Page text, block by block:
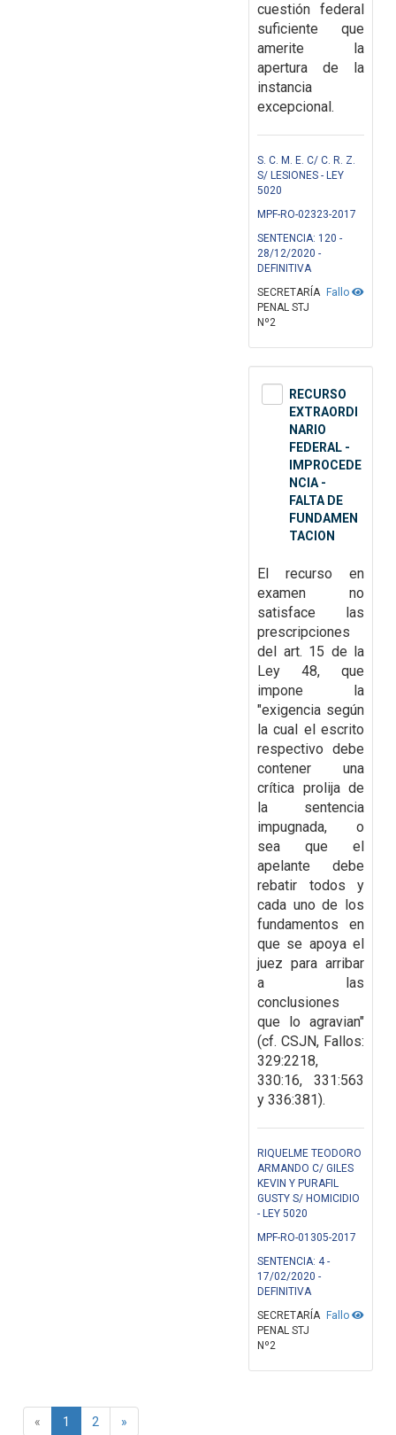
cuestión federal
suficiente que
amerite la
apertura de la
instancia
excepcional.
S. C. M. E. C/ C. R. Z.
S/ LESIONES - LEY
5020
MPF-RO-02323-2017
SENTENCIA: 120 -
28/12/2020 -
DEFINITIVA
Fallo
SECRETARÍA
PENAL STJ
Nº2
RECURSO
EXTRAORDI
NARIO
FEDERAL -
IMPROCEDE
NCIA -
FALTA DE
FUNDAMEN
TACION
El recurso en
examen no
satisface las
prescripciones
del art. 15 de la
Ley 48, que
impone la
"exigencia según
la cual el escrito
respectivo debe
contener una
crítica prolija de
la sentencia
impugnada, o
sea que el
apelante debe
rebatir todos y
cada uno de los
fundamentos en
que se apoya el
juez para arribar
a las
conclusiones
que lo agravian"
(cf. CSJN, Fallos:
329:2218,
330:16, 331:563
y 336:381).
RIQUELME TEODORO
ARMANDO C/ GILES
KEVIN Y PURAFIL
GUSTY S/ HOMICIDIO
- LEY 5020
MPF-RO-01305-2017
SENTENCIA: 4 -
17/02/2020 -
DEFINITIVA
Fallo
SECRETARÍA
PENAL STJ
Nº2
« 1 2 »